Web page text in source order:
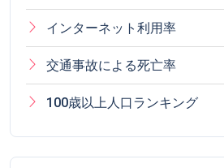
インターネット利用率
交通事故による死亡率
100歳以上人口ランキング